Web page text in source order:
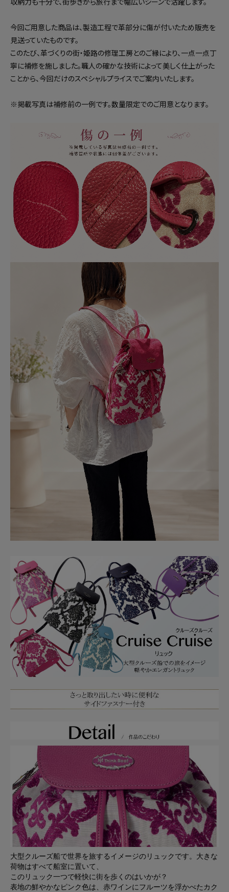
今回ご用意した商品は、製造工程で革部分に傷が付いたため販売を
見送っていたものです。
このたび、革づくりの街・姫路の修理工房とのご縁により、一点一点丁
寧に補修を施しました。職人の確かな技術によって美しく仕上がった
ことから、今回だけのスペシャルプライスでご案内いたします。
※掲載写真は補修前の一例です。数量限定でのご用意となります。
大型クルーズ船で世界を旅するイメージのリュックです。大きな
荷物はすべて船室に置いて、
このリュック一つで軽快に街を歩くのはいかが？
表地の鮮やかなピンク色は、赤ワインにフルーツを浮かべたカク